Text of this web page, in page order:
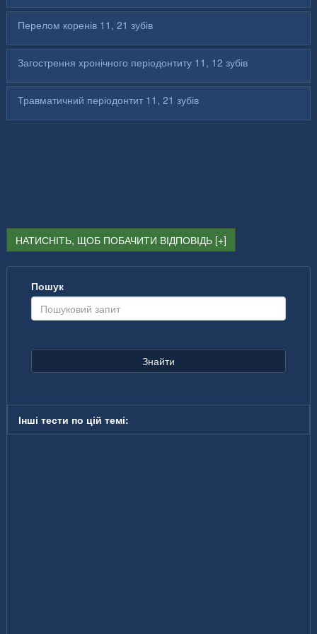
Перелом коренів 11, 21 зубів
Загострення хронічного періодонтиту 11, 12 зубів
Травматичний періодонтит 11, 21 зубів
НАТИСНІТЬ, ЩОБ ПОБАЧИТИ ВІДПОВІДЬ
Пошук
Знайти
Інші тести по цій темі: